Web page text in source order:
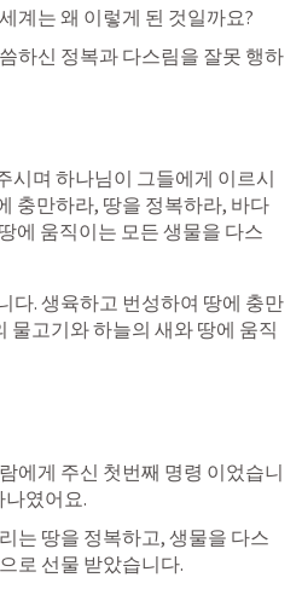
계는 왜 이렇게 된 것일까요?
하신 정복과 다스림을 잘못 행하
시며 하나님이 그들에게 이르시
충만하라, 땅을 정복하라, 바다
에 움직이는 모든 생물을 다스
다. 생육하고 번성하여 땅에 충만
물고기와 하늘의 새와 땅에 움직
에게 주신 첫번째 명령 이었습니
나였어요.
는 땅을 정복하고, 생물을 다스
로 선물 받았습니다.